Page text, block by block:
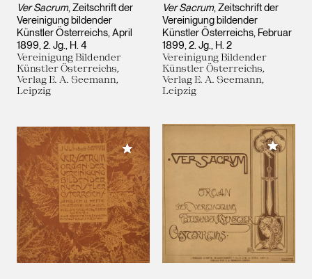
Ver Sacrum, Zeitschrift der
Vereinigung bildender
Künstler Österreichs, April
1899, 2. Jg., H. 4
Vereinigung Bildender
Künstler Österreichs,
Verlag E. A. Seemann,
Leipzig
Ver Sacrum, Zeitschrift der
Vereinigung bildender
Künstler Österreichs, Februar
1899, 2. Jg., H. 2
Vereinigung Bildender
Künstler Österreichs,
Verlag E. A. Seemann,
Leipzig
Meiner Sammlung hinzufügen Meiner